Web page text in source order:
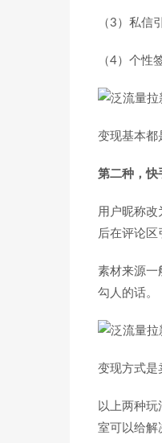
（3）私信
（4）个性
变现基本都
第二种，快
用户昵称改
后在评论区
素材来源一
勾人的话。
变现方式是
以上两种
室可以给解